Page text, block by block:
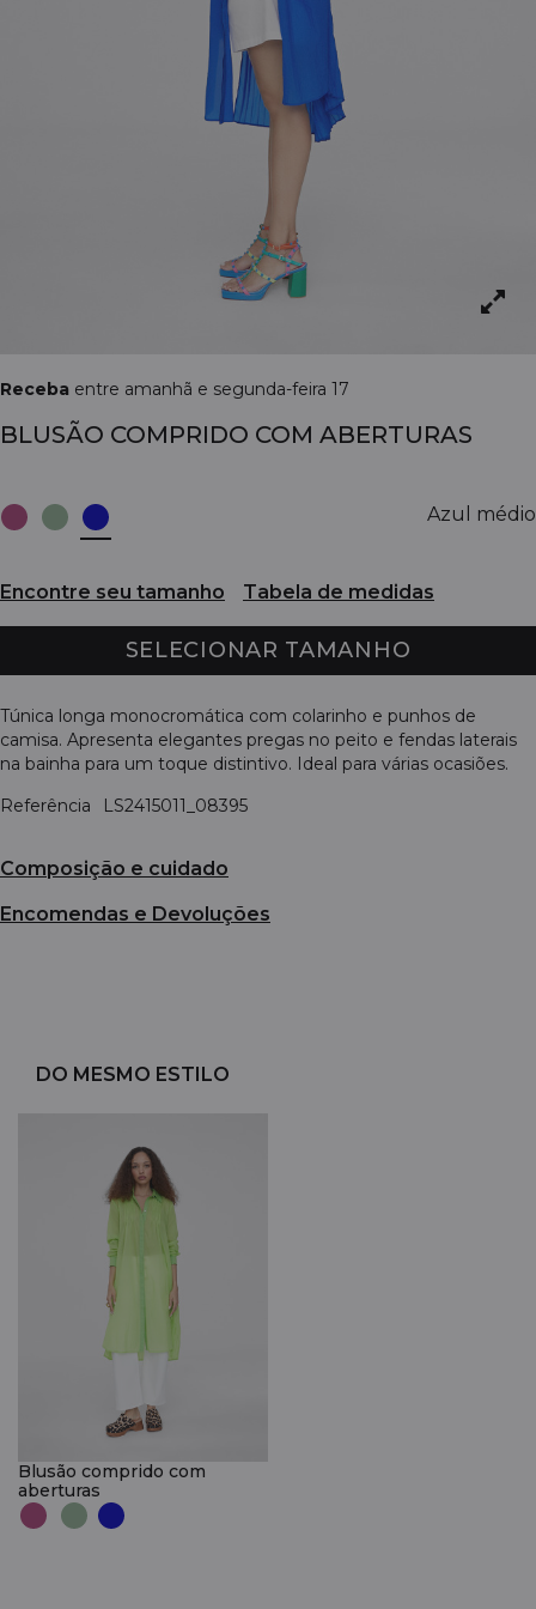
Receba entre amanhã e segunda-feira 17
BLUSÃO COMPRIDO COM ABERTURAS
Azul médio
Encontre seu tamanho Tabela de medidas
SELECIONAR TAMANHO
Túnica longa monocromática com colarinho e punhos de
camisa. Apresenta elegantes pregas no peito e fendas laterais
na bainha para um toque distintivo. Ideal para várias ocasiões.
Referência
LS2415011_08395
Composição e cuidado
Encomendas e Devoluções
DO MESMO ESTILO
Blusão comprido com
aberturas